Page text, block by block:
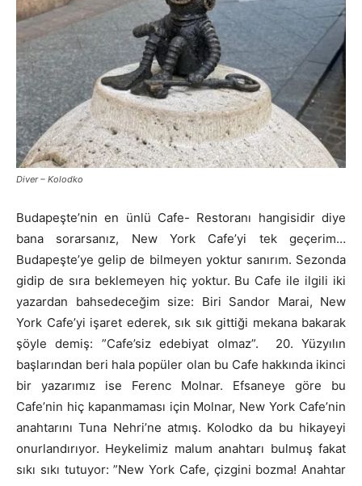
Diver – Kolodko
Budapeşte’nin en ünlü Cafe- Restoranı hangisidir diye
bana sorarsanız, New York Cafe’yi tek geçerim…
Budapeşte’ye gelip de bilmeyen yoktur sanırım. Sezonda
gidip de sıra beklemeyen hiç yoktur. Bu Cafe ile ilgili iki
yazardan bahsedeceğim size: Biri Sandor Marai, New
York Cafe’yi işaret ederek, sık sık gittiği mekana bakarak
şöyle demiş: ”Cafe’siz edebiyat olmaz”. 20. Yüzyılın
başlarından beri hala popüler olan bu Cafe hakkında ikinci
bir yazarımız ise Ferenc Molnar. Efsaneye göre bu
Cafe’nin hiç kapanmaması için Molnar, New York Cafe’nin
anahtarını Tuna Nehri’ne atmış. Kolodko da bu hikayeyi
onurlandırıyor. Heykelimiz malum anahtarı bulmuş fakat
sıkı sıkı tutuyor: ”New York Cafe, çizgini bozma! Anahtar